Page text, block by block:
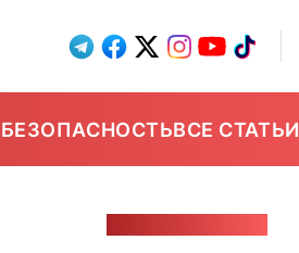
БЕЗОПАСНОСТЬВСЕ СТАТЬИ